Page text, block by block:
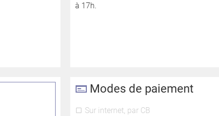
à 17h.
Modes de paiement
Sur internet, par CB